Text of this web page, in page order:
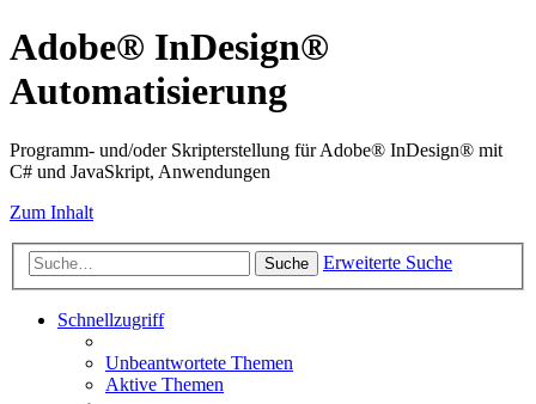
Adobe® InDesign®
Automatisierung
Programm- und/oder Skripterstellung für Adobe® InDesign® mit
C# und JavaSkript, Anwendungen
Zum Inhalt
Suche Erweiterte Suche
Schnellzugriff
Unbeantwortete Themen
Aktive Themen